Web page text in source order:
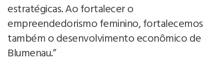
estratégicas. Ao fortalecer o
empreendedorismo feminino, fortalecemos
também o desenvolvimento econômico de
Blumenau.”